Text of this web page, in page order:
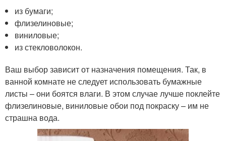
из бумаги;
флизелиновые;
виниловые;
из стекловолокон.
Ваш выбор зависит от назначения помещения. Так, в
ванной комнате не следует использовать бумажные
листы – они боятся влаги. В этом случае лучше поклейте
флизелиновые, виниловые обои под покраску – им не
страшна вода.